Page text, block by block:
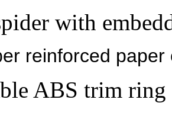
with
reinforced paper
ABS trim ring